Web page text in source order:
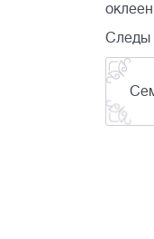
Следы